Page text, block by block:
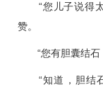
“您儿子说得太
赞。
“您有胆囊结石
“知道，胆结石